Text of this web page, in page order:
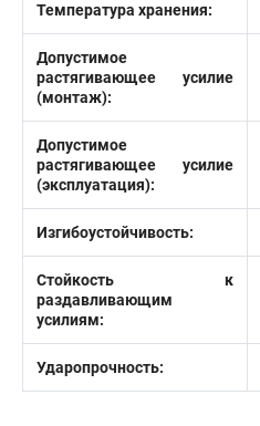
Температура хранения:
Допустимое
растягивающее усилие
(монтаж):
Допустимое
растягивающее усилие
(эксплуатация):
Изгибоустойчивость:
Стойкость к
раздавливающим
усилиям:
Ударопрочность: